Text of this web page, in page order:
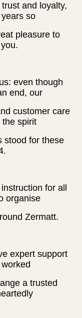
and loyalty,
so
pleasure to
even though
end, our
customer care
the spirit
stood for these
for all
organise
Zermatt.
expert support
a trusted